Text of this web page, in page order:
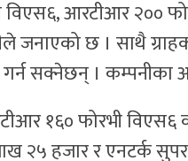
आरटीआर २००
छ । साथै
सक्नेछन् । कम्पनीका
१६० फोरभी
हजार र एनटर्क सुपर